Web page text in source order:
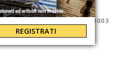
BORSA MARE FAY
N7MF9521520ZGAB003
€ 290.00
€ 174.00
REGISTRATI